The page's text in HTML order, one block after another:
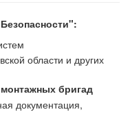
области и других
монтажных бригад
документация,